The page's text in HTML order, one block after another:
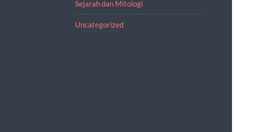
Sejarah dan Mitologi
Uncategorized